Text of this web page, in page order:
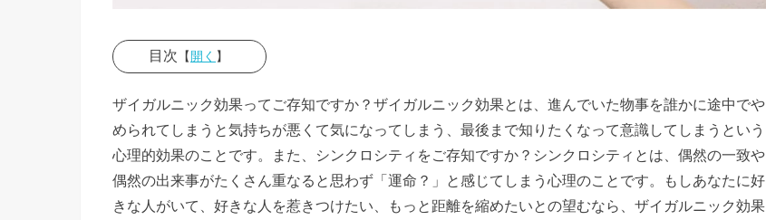
目次 【開く 】
理テクニ
ック①
ザイガルニック効果ってご存知ですか？ザイガルニック効果とは、進んでいた物事を誰かに途中でや
められてしまうと気持ちが悪くて気になってしまう、最後まで知りたくなって意識してしまうという
心理的効果のことです。また、シンクロシティをご存知ですか？シンクロシティとは、偶然の一致や
偶然の出来事がたくさん重なると思わず「運命？」と感じてしまう心理のことです。もしあなたに好
きな人がいて、好きな人を惹きつけたい、もっと距離を縮めたいとの望むなら、ザイガルニック効果